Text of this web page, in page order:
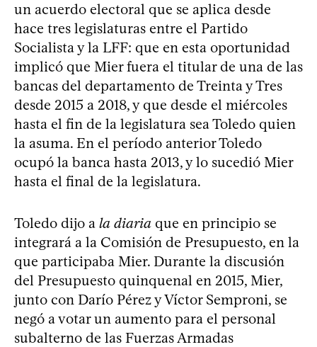
un acuerdo electoral que se aplica desde
hace tres legislaturas entre el Partido
Socialista y la LFF: que en esta oportunidad
implicó que Mier fuera el titular de una de las
bancas del departamento de Treinta y Tres
desde 2015 a 2018, y que desde el miércoles
hasta el fin de la legislatura sea Toledo quien
la asuma. En el período anterior Toledo
ocupó la banca hasta 2013, y lo sucedió Mier
hasta el final de la legislatura.
Toledo dijo a la diaria que en principio se
integrará a la Comisión de Presupuesto, en la
que participaba Mier. Durante la discusión
del Presupuesto quinquenal en 2015, Mier,
junto con Darío Pérez y Víctor Semproni, se
negó a votar un aumento para el personal
subalterno de las Fuerzas Armadas